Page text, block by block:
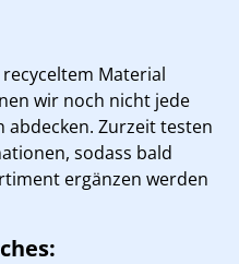
Material
wir noch nicht jede
abdecken. Zurzeit testen
sodass bald
ergänzen werden